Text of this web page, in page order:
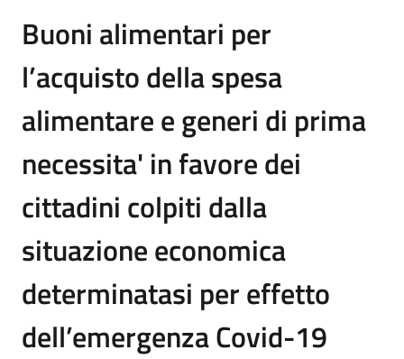
Buoni alimentari per
l’acquisto della spesa
alimentare e generi di prima
necessita' in favore dei
cittadini colpiti dalla
situazione economica
determinatasi per effetto
dell’emergenza Covid-19